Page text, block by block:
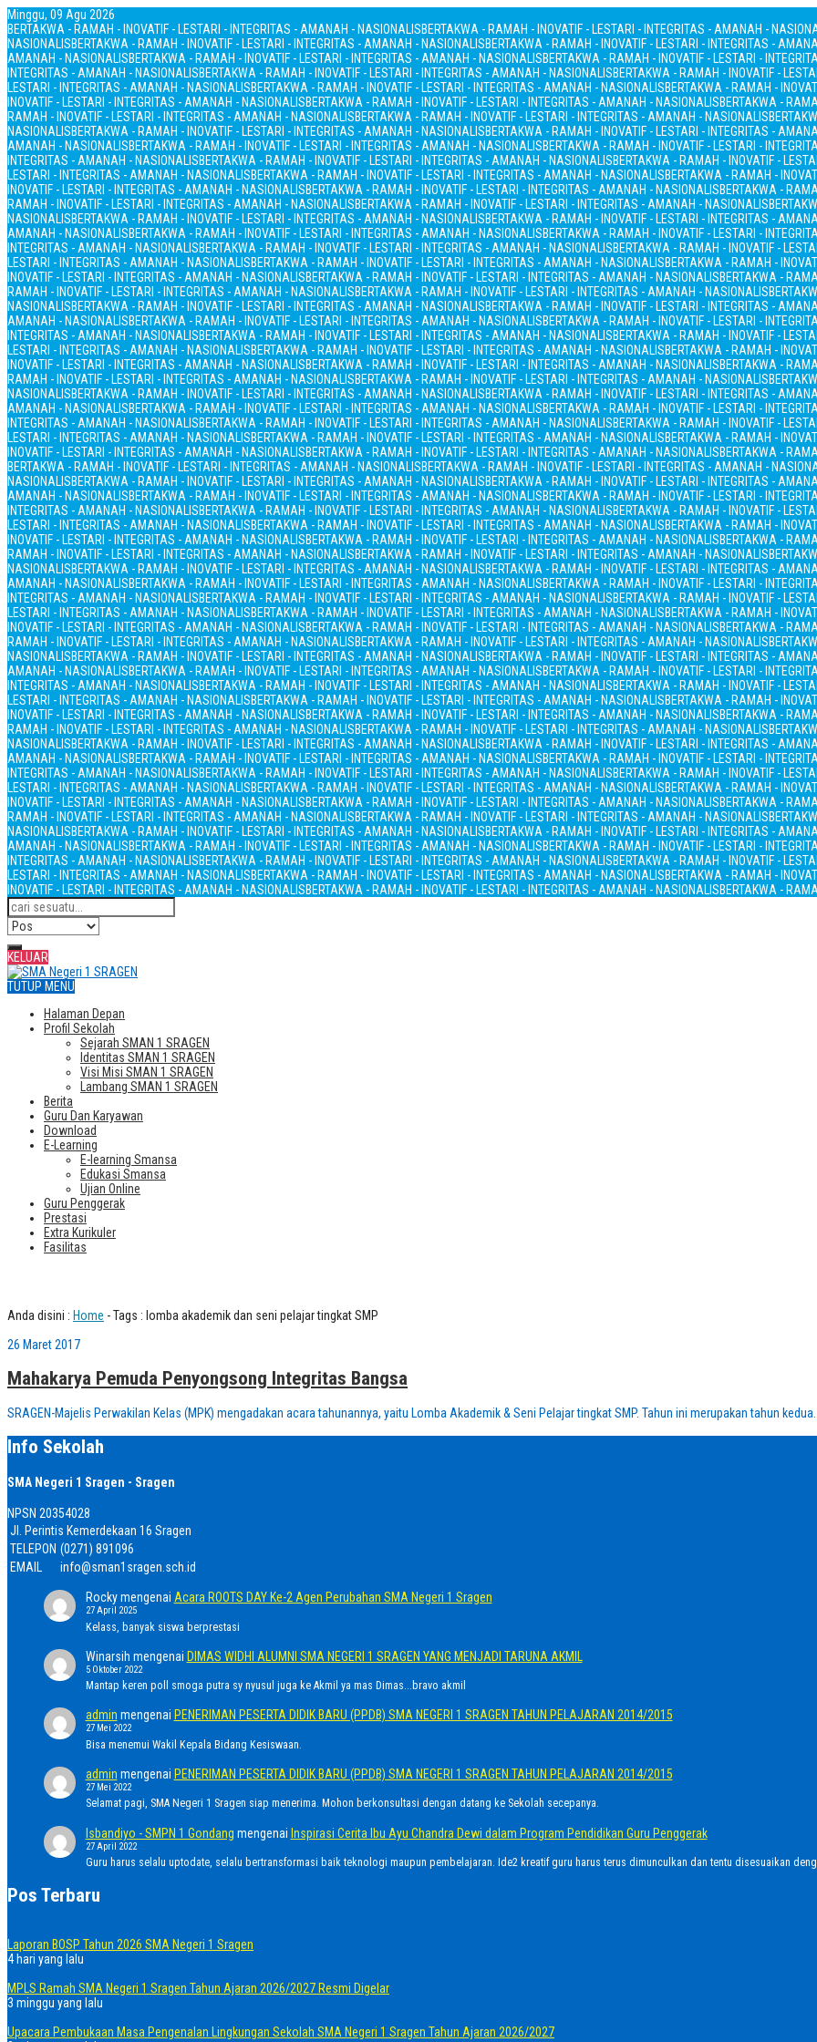
Minggu, 09 Agu 2026
BERTAKWA - RAMAH - INOVATIF - LESTARI - INTEGRITAS - AMANAH - NASIONALISBERTAKWA - RAMAH - INOVATIF - LESTARI - INTEGRITAS - AMANAH -
NASIONALISBERTAKWA - RAMAH - INOVATIF - LESTARI - INTEGRITAS - AMANAH - NASIONALISBERTAKWA - RAMAH - INOVATIF - LESTARI - INTEGRITAS -
AMANAH - NASIONALISBERTAKWA - RAMAH - INOVATIF - LESTARI - INTEGRITAS - AMANAH - NASIONALISBERTAKWA - RAMAH - INOVATIF - LESTARI -
INTEGRITAS - AMANAH - NASIONALISBERTAKWA - RAMAH - INOVATIF - LESTARI - INTEGRITAS - AMANAH - NASIONALISBERTAKWA - RAMAH - INOVATIF -
LESTARI - INTEGRITAS - AMANAH - NASIONALISBERTAKWA - RAMAH - INOVATIF - LESTARI - INTEGRITAS - AMANAH - NASIONALISBERTAKWA - RAMAH -
INOVATIF - LESTARI - INTEGRITAS - AMANAH - NASIONALISBERTAKWA - RAMAH - INOVATIF - LESTARI - INTEGRITAS - AMANAH - NASIONALISBERTAKWA -
RAMAH - INOVATIF - LESTARI - INTEGRITAS - AMANAH - NASIONALISBERTAKWA - RAMAH - INOVATIF - LESTARI - INTEGRITAS - AMANAH - NASIONALIS
NASIONALISBERTAKWA - RAMAH - INOVATIF - LESTARI - INTEGRITAS - AMANAH - NASIONALISBERTAKWA - RAMAH - INOVATIF - LESTARI - INTEGRITAS -
AMANAH - NASIONALISBERTAKWA - RAMAH - INOVATIF - LESTARI - INTEGRITAS - AMANAH - NASIONALISBERTAKWA - RAMAH - INOVATIF - LESTARI -
INTEGRITAS - AMANAH - NASIONALISBERTAKWA - RAMAH - INOVATIF - LESTARI - INTEGRITAS - AMANAH - NASIONALISBERTAKWA - RAMAH - INOVATIF -
LESTARI - INTEGRITAS - AMANAH - NASIONALISBERTAKWA - RAMAH - INOVATIF - LESTARI - INTEGRITAS - AMANAH - NASIONALISBERTAKWA - RAMAH -
INOVATIF - LESTARI - INTEGRITAS - AMANAH - NASIONALISBERTAKWA - RAMAH - INOVATIF - LESTARI - INTEGRITAS - AMANAH - NASIONALISBERTAKWA -
RAMAH - INOVATIF - LESTARI - INTEGRITAS - AMANAH - NASIONALISBERTAKWA - RAMAH - INOVATIF - LESTARI - INTEGRITAS - AMANAH - NASIONALIS
NASIONALISBERTAKWA - RAMAH - INOVATIF - LESTARI - INTEGRITAS - AMANAH - NASIONALISBERTAKWA - RAMAH - INOVATIF - LESTARI - INTEGRITAS -
AMANAH - NASIONALISBERTAKWA - RAMAH - INOVATIF - LESTARI - INTEGRITAS - AMANAH - NASIONALISBERTAKWA - RAMAH - INOVATIF - LESTARI -
INTEGRITAS - AMANAH - NASIONALISBERTAKWA - RAMAH - INOVATIF - LESTARI - INTEGRITAS - AMANAH - NASIONALISBERTAKWA - RAMAH - INOVATIF -
LESTARI - INTEGRITAS - AMANAH - NASIONALISBERTAKWA - RAMAH - INOVATIF - LESTARI - INTEGRITAS - AMANAH - NASIONALISBERTAKWA - RAMAH -
INOVATIF - LESTARI - INTEGRITAS - AMANAH - NASIONALISBERTAKWA - RAMAH - INOVATIF - LESTARI - INTEGRITAS - AMANAH - NASIONALISBERTAKWA -
RAMAH - INOVATIF - LESTARI - INTEGRITAS - AMANAH - NASIONALISBERTAKWA - RAMAH - INOVATIF - LESTARI - INTEGRITAS - AMANAH - NASIONALIS
NASIONALISBERTAKWA - RAMAH - INOVATIF - LESTARI - INTEGRITAS - AMANAH - NASIONALISBERTAKWA - RAMAH - INOVATIF - LESTARI - INTEGRITAS -
AMANAH - NASIONALISBERTAKWA - RAMAH - INOVATIF - LESTARI - INTEGRITAS - AMANAH - NASIONALISBERTAKWA - RAMAH - INOVATIF - LESTARI -
INTEGRITAS - AMANAH - NASIONALISBERTAKWA - RAMAH - INOVATIF - LESTARI - INTEGRITAS - AMANAH - NASIONALISBERTAKWA - RAMAH - INOVATIF -
LESTARI - INTEGRITAS - AMANAH - NASIONALISBERTAKWA - RAMAH - INOVATIF - LESTARI - INTEGRITAS - AMANAH - NASIONALISBERTAKWA - RAMAH -
INOVATIF - LESTARI - INTEGRITAS - AMANAH - NASIONALISBERTAKWA - RAMAH - INOVATIF - LESTARI - INTEGRITAS - AMANAH - NASIONALISBERTAKWA -
RAMAH - INOVATIF - LESTARI - INTEGRITAS - AMANAH - NASIONALISBERTAKWA - RAMAH - INOVATIF - LESTARI - INTEGRITAS - AMANAH - NASIONALIS
NASIONALISBERTAKWA - RAMAH - INOVATIF - LESTARI - INTEGRITAS - AMANAH - NASIONALISBERTAKWA - RAMAH - INOVATIF - LESTARI - INTEGRITAS -
AMANAH - NASIONALISBERTAKWA - RAMAH - INOVATIF - LESTARI - INTEGRITAS - AMANAH - NASIONALISBERTAKWA - RAMAH - INOVATIF - LESTARI -
INTEGRITAS - AMANAH - NASIONALISBERTAKWA - RAMAH - INOVATIF - LESTARI - INTEGRITAS - AMANAH - NASIONALISBERTAKWA - RAMAH - INOVATIF -
LESTARI - INTEGRITAS - AMANAH - NASIONALISBERTAKWA - RAMAH - INOVATIF - LESTARI - INTEGRITAS - AMANAH - NASIONALISBERTAKWA - RAMAH -
INOVATIF - LESTARI - INTEGRITAS - AMANAH - NASIONALISBERTAKWA - RAMAH - INOVATIF - LESTARI - INTEGRITAS - AMANAH - NASIONALISBERTAKWA -
BERTAKWA - RAMAH - INOVATIF - LESTARI - INTEGRITAS - AMANAH - NASIONALISBERTAKWA - RAMAH - INOVATIF - LESTARI - INTEGRITAS - AMANAH -
NASIONALISBERTAKWA - RAMAH - INOVATIF - LESTARI - INTEGRITAS - AMANAH - NASIONALISBERTAKWA - RAMAH - INOVATIF - LESTARI - INTEGRITAS -
AMANAH - NASIONALISBERTAKWA - RAMAH - INOVATIF - LESTARI - INTEGRITAS - AMANAH - NASIONALISBERTAKWA - RAMAH - INOVATIF - LESTARI -
INTEGRITAS - AMANAH - NASIONALISBERTAKWA - RAMAH - INOVATIF - LESTARI - INTEGRITAS - AMANAH - NASIONALISBERTAKWA - RAMAH - INOVATIF -
LESTARI - INTEGRITAS - AMANAH - NASIONALISBERTAKWA - RAMAH - INOVATIF - LESTARI - INTEGRITAS - AMANAH - NASIONALISBERTAKWA - RAMAH -
INOVATIF - LESTARI - INTEGRITAS - AMANAH - NASIONALISBERTAKWA - RAMAH - INOVATIF - LESTARI - INTEGRITAS - AMANAH - NASIONALISBERTAKWA -
RAMAH - INOVATIF - LESTARI - INTEGRITAS - AMANAH - NASIONALISBERTAKWA - RAMAH - INOVATIF - LESTARI - INTEGRITAS - AMANAH - NASIONALIS
NASIONALISBERTAKWA - RAMAH - INOVATIF - LESTARI - INTEGRITAS - AMANAH - NASIONALISBERTAKWA - RAMAH - INOVATIF - LESTARI - INTEGRITAS -
AMANAH - NASIONALISBERTAKWA - RAMAH - INOVATIF - LESTARI - INTEGRITAS - AMANAH - NASIONALISBERTAKWA - RAMAH - INOVATIF - LESTARI -
INTEGRITAS - AMANAH - NASIONALISBERTAKWA - RAMAH - INOVATIF - LESTARI - INTEGRITAS - AMANAH - NASIONALISBERTAKWA - RAMAH - INOVATIF -
LESTARI - INTEGRITAS - AMANAH - NASIONALISBERTAKWA - RAMAH - INOVATIF - LESTARI - INTEGRITAS - AMANAH - NASIONALISBERTAKWA - RAMAH -
INOVATIF - LESTARI - INTEGRITAS - AMANAH - NASIONALISBERTAKWA - RAMAH - INOVATIF - LESTARI - INTEGRITAS - AMANAH - NASIONALISBERTAKWA -
RAMAH - INOVATIF - LESTARI - INTEGRITAS - AMANAH - NASIONALISBERTAKWA - RAMAH - INOVATIF - LESTARI - INTEGRITAS - AMANAH - NASIONALIS
NASIONALISBERTAKWA - RAMAH - INOVATIF - LESTARI - INTEGRITAS - AMANAH - NASIONALISBERTAKWA - RAMAH - INOVATIF - LESTARI - INTEGRITAS -
AMANAH - NASIONALISBERTAKWA - RAMAH - INOVATIF - LESTARI - INTEGRITAS - AMANAH - NASIONALISBERTAKWA - RAMAH - INOVATIF - LESTARI -
INTEGRITAS - AMANAH - NASIONALISBERTAKWA - RAMAH - INOVATIF - LESTARI - INTEGRITAS - AMANAH - NASIONALISBERTAKWA - RAMAH - INOVATIF -
LESTARI - INTEGRITAS - AMANAH - NASIONALISBERTAKWA - RAMAH - INOVATIF - LESTARI - INTEGRITAS - AMANAH - NASIONALISBERTAKWA - RAMAH -
INOVATIF - LESTARI - INTEGRITAS - AMANAH - NASIONALISBERTAKWA - RAMAH - INOVATIF - LESTARI - INTEGRITAS - AMANAH - NASIONALISBERTAKWA -
RAMAH - INOVATIF - LESTARI - INTEGRITAS - AMANAH - NASIONALISBERTAKWA - RAMAH - INOVATIF - LESTARI - INTEGRITAS - AMANAH - NASIONALIS
NASIONALISBERTAKWA - RAMAH - INOVATIF - LESTARI - INTEGRITAS - AMANAH - NASIONALISBERTAKWA - RAMAH - INOVATIF - LESTARI - INTEGRITAS -
AMANAH - NASIONALISBERTAKWA - RAMAH - INOVATIF - LESTARI - INTEGRITAS - AMANAH - NASIONALISBERTAKWA - RAMAH - INOVATIF - LESTARI -
INTEGRITAS - AMANAH - NASIONALISBERTAKWA - RAMAH - INOVATIF - LESTARI - INTEGRITAS - AMANAH - NASIONALISBERTAKWA - RAMAH - INOVATIF -
LESTARI - INTEGRITAS - AMANAH - NASIONALISBERTAKWA - RAMAH - INOVATIF - LESTARI - INTEGRITAS - AMANAH - NASIONALISBERTAKWA - RAMAH -
INOVATIF - LESTARI - INTEGRITAS - AMANAH - NASIONALISBERTAKWA - RAMAH - INOVATIF - LESTARI - INTEGRITAS - AMANAH - NASIONALISBERTAKWA -
RAMAH - INOVATIF - LESTARI - INTEGRITAS - AMANAH - NASIONALISBERTAKWA - RAMAH - INOVATIF - LESTARI - INTEGRITAS - AMANAH - NASIONALIS
NASIONALISBERTAKWA - RAMAH - INOVATIF - LESTARI - INTEGRITAS - AMANAH - NASIONALISBERTAKWA - RAMAH - INOVATIF - LESTARI - INTEGRITAS -
AMANAH - NASIONALISBERTAKWA - RAMAH - INOVATIF - LESTARI - INTEGRITAS - AMANAH - NASIONALISBERTAKWA - RAMAH - INOVATIF - LESTARI -
INTEGRITAS - AMANAH - NASIONALISBERTAKWA - RAMAH - INOVATIF - LESTARI - INTEGRITAS - AMANAH - NASIONALISBERTAKWA - RAMAH - INOVATIF -
LESTARI - INTEGRITAS - AMANAH - NASIONALISBERTAKWA - RAMAH - INOVATIF - LESTARI - INTEGRITAS - AMANAH - NASIONALISBERTAKWA - RAMAH -
INOVATIF - LESTARI - INTEGRITAS - AMANAH - NASIONALISBERTAKWA - RAMAH - INOVATIF - LESTARI - INTEGRITAS - AMANAH - NASIONALISBERTAKWA -
KELUAR
TUTUP MENU
Halaman Depan
Profil Sekolah
Sejarah SMAN 1 SRAGEN
Identitas SMAN 1 SRAGEN
Visi Misi SMAN 1 SRAGEN
Lambang SMAN 1 SRAGEN
Berita
Guru Dan Karyawan
Download
E-Learning
E-learning Smansa
Edukasi Smansa
Ujian Online
Guru Penggerak
Prestasi
Extra Kurikuler
Fasilitas
Anda disini : Home -Tags : lomba akademik dan seni pelajar tingkat SMP
26 Maret 2017
Mahakarya Pemuda Penyongsong Integritas Bangsa
SRAGEN-Majelis Perwakilan Kelas (MPK) mengadakan acara tahunannya, yaitu Lomba Akademik & Seni Pelajar tingkat SMP. Tahun ini merupakan tahun
Info Sekolah
SMA Negeri 1 Sragen - Sragen
NPSN 20354028
Jl. Perintis Kemerdekaan 16 Sragen
TELEPON (0271) 891096
EMAIL
info@sman1sragen.sch.id
Rockymengenai Acara ROOTS DAY Ke-2 Agen Perubahan SMA Negeri 1 Sragen
27 April 2025
Kelass, banyak siswa berprestasi
Winarsih mengenai DIMAS WIDHI ALUMNI SMA NEGERI 1 SRAGEN YANG MENJADI TARUNA AKMIL
5 Oktober 2022
Mantap keren poll smoga putra sy nyusul juga ke Akmil ya mas Dimas...bravo akmil
admin mengenai PENERIMAN PESERTA DIDIK BARU (PPDB) SMA NEGERI 1 SRAGEN TAHUN PELAJARAN 2014/2015
27 Mei 2022
Bisa menemui Wakil Kepala Bidang Kesiswaan.
admin mengenai PENERIMAN PESERTA DIDIK BARU (PPDB) SMA NEGERI 1 SRAGEN TAHUN PELAJARAN 2014/2015
27 Mei 2022
Selamat pagi, SMA Negeri 1 Sragen siap menerima. Mohon berkonsultasi dengan datang ke Sekolah secepanya.
Isbandiyo - SMPN 1 Gondang mengenai Inspirasi Cerita Ibu Ayu Chandra Dewi dalam Program Pendidikan Guru Penggerak
27 April 2022
Guru harus selalu uptodate, selalu bertransformasi baik teknologi maupun pembelajaran. Ide2 kreatif guru harus terus dimunculkan dan tentu disesuaikan
Pos Terbaru
Laporan BOSP Tahun 2026 SMA Negeri 1 Sragen
4 hari yang lalu
MPLS Ramah SMA Negeri 1 Sragen Tahun Ajaran 2026/2027 Resmi Digelar
3 minggu yang lalu
Upacara Pembukaan Masa Pengenalan Lingkungan Sekolah SMA Negeri 1 Sragen Tahun Ajaran 2026/2027